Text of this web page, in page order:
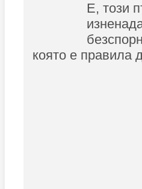
Е, този
която е правила